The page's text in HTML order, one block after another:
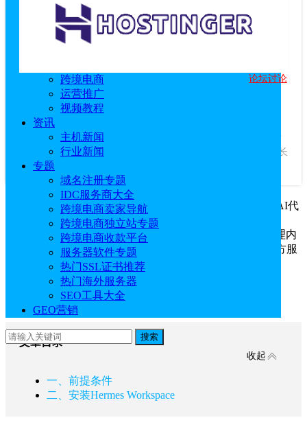
恒创科技
技术教程
主机教程
跨境电商
运营推广
视频教程
资讯
主机新闻
行业新闻
专题
域名注册专题
IDC服务商大全
跨境电商卖家导航
跨境电商独立站专题
跨境电商收款平台
服务器软件专题
热门SSL证书推荐
热门海外服务器
SEO工具大全
GEO营销
搜索
Hostinger 论坛讨论
idcspy
访问官网
服务商介绍： Hostinger成立于2004年，是一家美国主机商，专
注于提供质优价廉的美国虚拟主机产品，深受数百万明智的站长
信赖。...
Hermes Agent是Nous Research开发的一款自我改进的AI代
理，而Hermes Workspace是Hermes Agent的开源Web用户界
面。在VPS上运行Hermes Workspace可将用户的对话、代理内
存和API密钥保留在控制的基础架构上，而不是依赖第三方服
务。本文主要为大家介绍在Hostinger
Workspace的完整教程。
点击进入：Hostinger官网
文章目录
收起
一、前提条件
二、安装Hermes Workspace